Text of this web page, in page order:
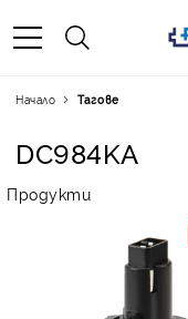
Начало Тагове
DC984KA
Продукти